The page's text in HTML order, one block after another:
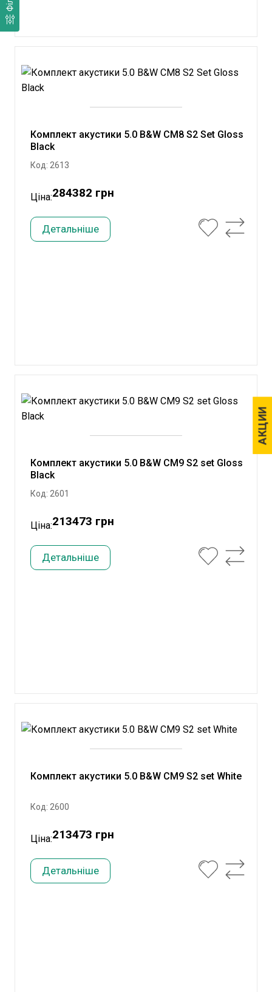
АКЦИИ
АКЦИИ
Комплект акустики 5.0 B&W CM8 S2 Set Gloss
Black
Код: 2613
Ціна:284382 грн
Детальніше
Комплект акустики 5.0 B&W CM9 S2 set Gloss
Black
Код: 2601
Ціна:213473 грн
Детальніше
Комплект акустики 5.0 B&W CM9 S2 set White
Код: 2600
Ціна:213473 грн
Детальніше